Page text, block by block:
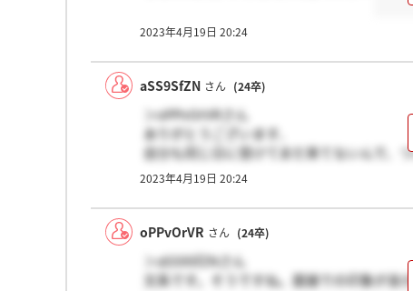
2023年4月19日 20:24
aSS9SfZN さん (24卒)
＞oPPvOrVRさん
ありがとうございます、
自分も同じ日に受けてまだ来てないんで、
2023年4月19日 20:24
oPPvOrVR さん (24卒)
＞aSS9SfZNさん
文系です。そうですね。面接での印象が良